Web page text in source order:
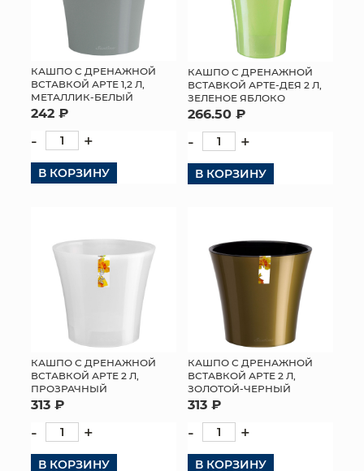
КАШПО С ДРЕНАЖНОЙ
ВСТАВКОЙ АРТЕ 1,2 Л,
МЕТАЛЛИК-БЕЛЫЙ
242 ₽
- +
В КОРЗИНУ
КАШПО С ДРЕНАЖНОЙ
ВСТАВКОЙ АРТЕ-ДЕЯ 2 Л,
ЗЕЛЕНОЕ ЯБЛОКО
266.50 ₽
- +
В КОРЗИНУ
КАШПО С ДРЕНАЖНОЙ
ВСТАВКОЙ АРТЕ 2 Л,
ПРОЗРАЧНЫЙ
313 ₽
- +
В КОРЗИНУ
КАШПО С ДРЕНАЖНОЙ
ВСТАВКОЙ АРТЕ 2 Л,
ЗОЛОТОЙ-ЧЕРНЫЙ
313 ₽
- +
В КОРЗИНУ